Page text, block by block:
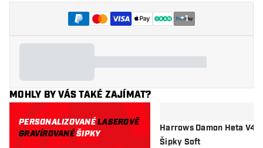
+1
MOHLY BY VÁS TAKÉ ZAJÍMAT?
PERSONALIZOVANÉLASEROVĚ
GRAVÍROVANÉŠIPKY
Harrows Damon Heta V4
Šipky Soft